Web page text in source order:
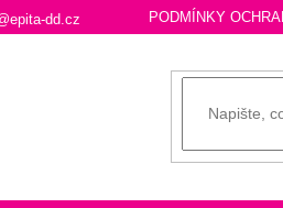
dd.cz PODMÍNKY